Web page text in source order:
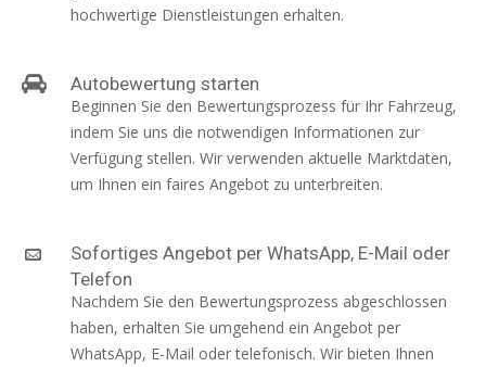
hochwertige Dienstleistungen erhalten.
Autobewertung starten
Beginnen Sie den Bewertungsprozess für Ihr Fahrzeug,
indem Sie uns die notwendigen Informationen zur
Verfügung stellen. Wir verwenden aktuelle Marktdaten,
um Ihnen ein faires Angebot zu unterbreiten.
Sofortiges Angebot per WhatsApp, E-Mail oder
Telefon
Nachdem Sie den Bewertungsprozess abgeschlossen
haben, erhalten Sie umgehend ein Angebot per
WhatsApp, E-Mail oder telefonisch. Wir bieten Ihnen